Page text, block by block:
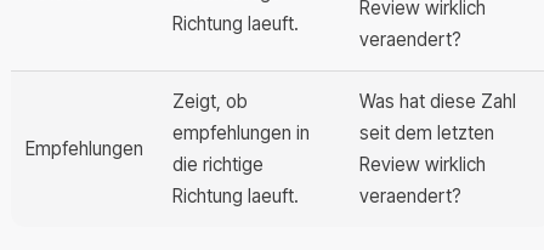
Richtung laeuft.
Review wirklich
veraendert?
Empfehlungen
Zeigt, ob
empfehlungen in
die richtige
Richtung laeuft.
Was hat diese Zahl
seit dem letzten
Review wirklich
veraendert?